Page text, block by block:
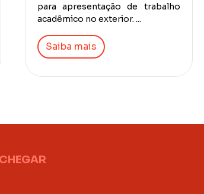
para apresentação de trabalho
acadêmico no exterior. ...
Saiba mais